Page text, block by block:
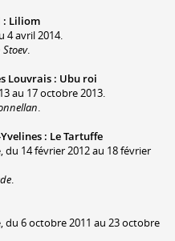
: Liliom
4 avril 2014.
.
Louvrais : Ubu roi
au 17 octobre 2013.
.
: Le Tartuffe
du 14 février 2012 au 18 février
.
du 6 octobre 2011 au 23 octobre